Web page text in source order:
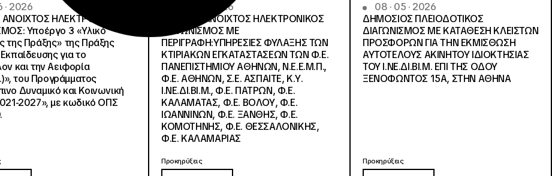
· 2026
ΗΛΕΚΤΡΟΝΙΚΟΣ
Υποέργο 3 «Υλικό
της Πράξης» της Πράξης
για το
και την Αειφορία
του Προγράμματος
Δυναμικό και Κοινωνική
2027», με κωδικό ΟΠΣ
26 · 05 · 2026
ΔΙΕΘΝΗΣ ΑΝΟΙΧΤΟΣ ΗΛΕΚΤΡΟΝΙΚΟΣ
ΔΙΑΓΩΝΙΣΜΟΣ ΜΕ
ΠΕΡΙΓΡΑΦΗ:ΥΠΗΡΕΣΙΕΣ ΦΥΛΑΞΗΣ ΤΩΝ
ΚΤΙΡΙΑΚΩΝ ΕΓΚΑΤΑΣΤΑΣΕΩΝ ΤΩΝ Φ.Ε.
ΠΑΝΕΠΙΣΤΗΜΙΟΥ ΑΘΗΝΩΝ, Ν.Ε.Ε.Μ.Π.,
Φ.Ε. ΑΘΗΝΩΝ, Σ.Ε. ΑΣΠΑΙΤΕ, Κ.Υ.
Ι.ΝΕ.ΔΙ.ΒΙ.Μ., Φ.Ε. ΠΑΤΡΩΝ, Φ.Ε.
ΚΑΛΑΜΑΤΑΣ, Φ.Ε. ΒΟΛΟΥ, Φ.Ε.
ΙΩΑΝΝΙΝΩΝ, Φ.Ε. ΞΑΝΘΗΣ, Φ.Ε.
ΚΟΜΟΤΗΝΗΣ, Φ.Ε. ΘΕΣΣΑΛΟΝΙΚΗΣ,
Φ.Ε. ΚΑΛΑΜΑΡΙΑΣ
Προκηρύξεις
08 · 05 · 2026
ΔΗΜΟΣΙΟΣ ΠΛΕΙΟΔΟΤΙΚΟΣ
ΔΙΑΓΩΝΙΣΜΟΣ ΜΕ ΚΑΤΑΘΕΣΗ ΚΛΕΙΣΤΩΝ
ΠΡΟΣΦΟΡΩΝ ΓΙΑ ΤΗΝ ΕΚΜΙΣΘΩΣΗ
ΑΥΤΟΤΕΛΟΥΣ ΑΚΙΝΗΤΟΥ ΙΔΙΟΚΤΗΣΙΑΣ
ΤΟΥ Ι.ΝΕ.ΔΙ.ΒΙ.Μ. ΕΠΙ ΤΗΣ ΟΔΟΥ
ΞΕΝΟΦΩΝΤΟΣ 15Α, ΣΤΗΝ ΑΘΗΝΑ
Προκηρύξεις